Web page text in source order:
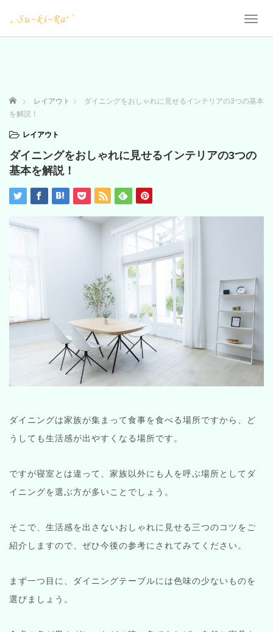
T
a
a
ホーム レイアウト
ダイニングをおしゃれに見せるインテリアの3つの基本
を解説！
レイアウト
ダイニングをおしゃれに見せるインテリアの3つの
基本を解説！
ダイニングは家族が集まって食事を食べる場所ですから、ど
うしても生活感が出やすくなる場所です。
ですが寝室とは違って、家族以外にも人を呼ぶ場所としてダ
イニングを選ぶ方が多いことでしょう。
そこで、生活感を出さないおしゃれに見せる三つのコツをご
紹介しますので、ぜひ今後の参考にされてみてください。
まず一つ目に、ダイニングテーブルには色味の少ないものを
選びましょう。